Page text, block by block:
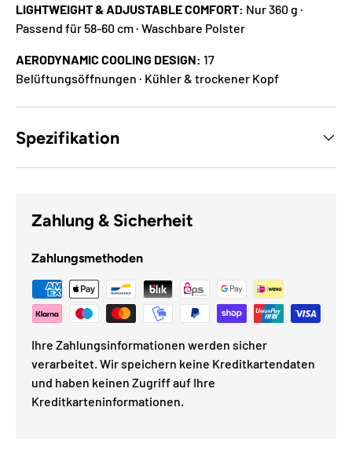
LIGHTWEIGHT & ADJUSTABLE COMFORT: Nur 360 g ·
Passend für 58-60 cm · Waschbare Polster
AERODYNAMIC COOLING DESIGN: 17
Belüftungsöffnungen · Kühler & trockener Kopf
Spezifikation
Zahlung & Sicherheit
Zahlungsmethoden
Ihre Zahlungsinformationen werden sicher
verarbeitet. Wir speichern keine Kreditkartendaten
und haben keinen Zugriff auf Ihre
Kreditkarteninformationen.